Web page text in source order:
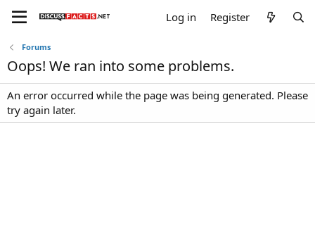
Log in Register
Forums
Oops! We ran into some problems.
An error occurred while the page was being generated. Please
try again later.